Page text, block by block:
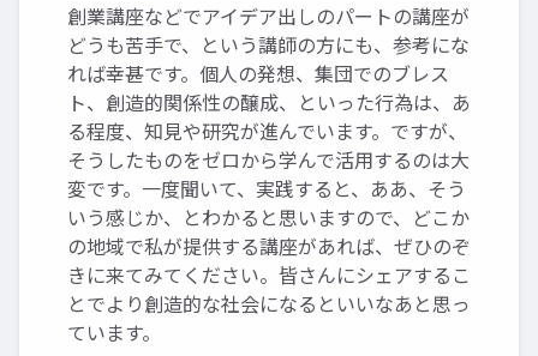
創業講座などでアイデア出しのパートの講座が
どうも苦手で、という講師の方にも、参考にな
れば幸甚です。個人の発想、集団でのブレス
ト、創造的関係性の醸成、といった行為は、あ
る程度、知見や研究が進んでいます。ですが、
そうしたものをゼロから学んで活用するのは大
変です。一度聞いて、実践すると、ああ、そう
いう感じか、とわかると思いますので、どこか
の地域で私が提供する講座があれば、ぜひのぞ
きに来てみてください。皆さんにシェアするこ
とでより創造的な社会になるといいなあと思っ
ています。